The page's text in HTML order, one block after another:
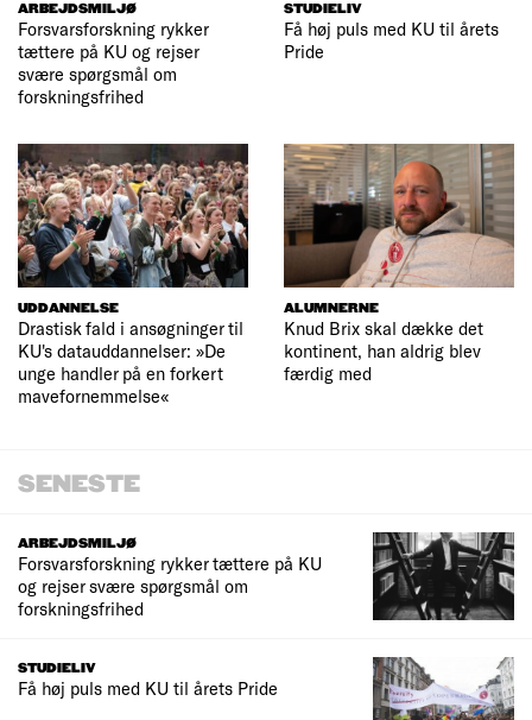
ARBEJDSMILJØ
Forsvarsforskning rykker
tættere på KU og rejser
svære spørgsmål om
forskningsfrihed
STUDIELIV
Få høj puls med KU til årets
Pride
UDDANNELSE
Drastisk fald i ansøgninger til
KU's datauddannelser: »De
unge handler på en forkert
mavefornemmelse«
ALUMNERNE
Knud Brix skal dække det
kontinent, han aldrig blev
færdig med
SENESTE
ARBEJDSMILJØ
Forsvarsforskning rykker tættere på KU
og rejser svære spørgsmål om
forskningsfrihed
STUDIELIV
Få høj puls med KU til årets Pride